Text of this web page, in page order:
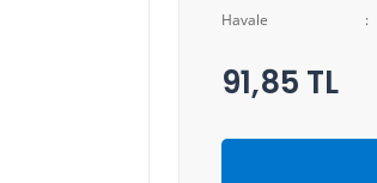
Havale
91,85 TL